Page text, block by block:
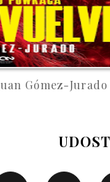
Gómez-